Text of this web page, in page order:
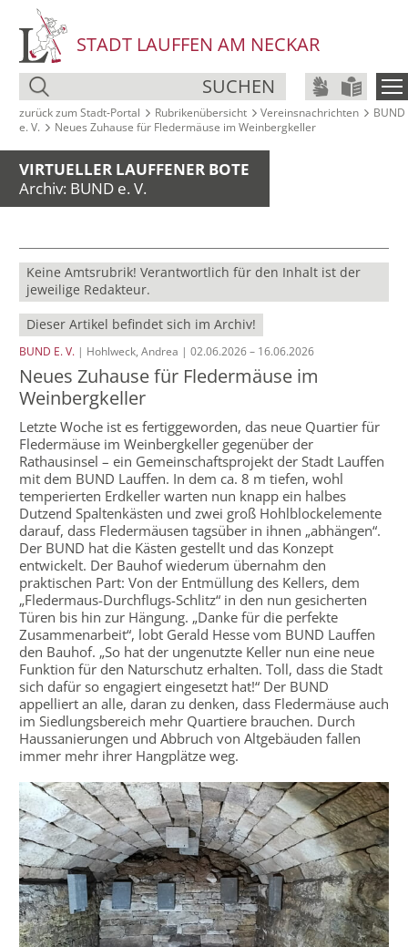
STADT LAUFFEN AM NECKAR
SUCHEN
zurück zum Stadt‑Portal Rubrikenübersicht Vereinsnachrichten
BUND
e. V.
Neues Zuhause für Fledermäuse im Weinbergkeller
VIRTUELLER LAUFFENER BOTE
Archiv: BUND e. V.
Keine Amtsrubrik! Verantwortlich für den Inhalt ist der
jeweilige Redakteur.
Dieser Artikel befindet sich im Archiv!
BUND E. V. | Hohlweck, Andrea | 02.06.2026 – 16.06.2026
Neues Zuhause für Fledermäuse im
Weinbergkeller
Letzte Woche ist es fertiggeworden, das neue Quartier für
Fledermäuse im Weinbergkeller gegenüber der
Rathausinsel – ein Gemeinschaftsprojekt der Stadt Lauffen
mit dem BUND Lauffen. In dem ca. 8 m tiefen, wohl
temperierten Erdkeller warten nun knapp ein halbes
Dutzend Spaltenkästen und zwei groß Hohlblockelemente
darauf, dass Fledermäusen tagsüber in ihnen „abhängen“.
Der BUND hat die Kästen gestellt und das Konzept
entwickelt. Der Bauhof wiederum übernahm den
praktischen Part: Von der Entmüllung des Kellers, dem
„Fledermaus-Durchflugs-Schlitz“ in den nun gesicherten
Türen bis hin zur Hängung. „Danke für die perfekte
Zusammenarbeit“, lobt Gerald Hesse vom BUND Lauffen
den Bauhof. „So hat der ungenutzte Keller nun eine neue
Funktion für den Naturschutz erhalten. Toll, dass die Stadt
sich dafür so engagiert eingesetzt hat!“ Der BUND
appelliert an alle, daran zu denken, dass Fledermäuse auch
im Siedlungsbereich mehr Quartiere brauchen. Durch
Haussanierungen und Abbruch von Altgebäuden fallen
immer mehr ihrer Hangplätze weg.